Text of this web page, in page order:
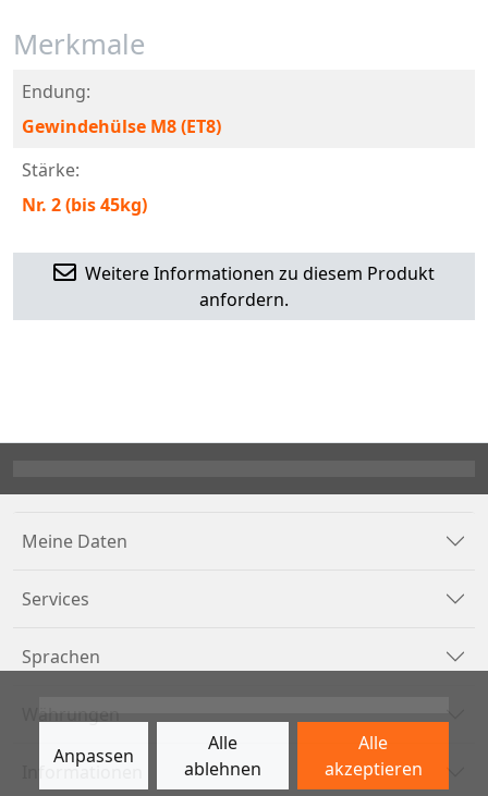
Merkmale
Endung:
Gewindehülse M8 (ET8)
Stärke:
Nr. 2 (bis 45kg)
Weitere Informationen zu diesem Produkt
anfordern.
Meine Daten
Services
Sprachen
Währungen
Informationen
Anpassen
Alle
ablehnen
Alle
akzeptieren